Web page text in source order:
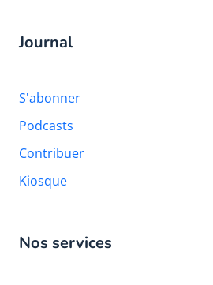
Journal
S'abonner
Podcasts
Contribuer
Kiosque
Nos services